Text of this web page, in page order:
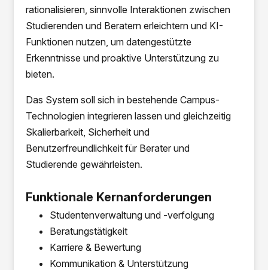
rationalisieren, sinnvolle Interaktionen zwischen
Studierenden und Beratern erleichtern und KI-
Funktionen nutzen, um datengestützte
Erkenntnisse und proaktive Unterstützung zu
bieten.
Das System soll sich in bestehende Campus-
Technologien integrieren lassen und gleichzeitig
Skalierbarkeit, Sicherheit und
Benutzerfreundlichkeit für Berater und
Studierende gewährleisten.
Funktionale Kernanforderungen
Studentenverwaltung und -verfolgung
Beratungstätigkeit
Karriere & Bewertung
Kommunikation & Unterstützung